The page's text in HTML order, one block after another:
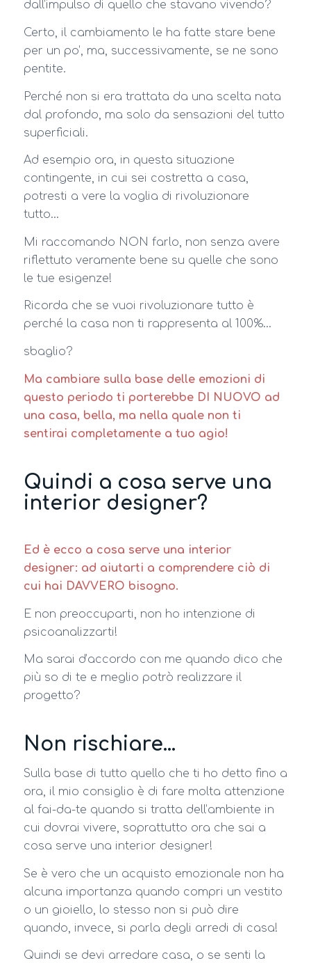
dall’impulso di quello che stavano vivendo?
Certo, il cambiamento le ha fatte stare bene
per un po’, ma, successivamente, se ne sono
pentite.
Perché non si era trattata da una scelta nata
dal profondo, ma solo da sensazioni del tutto
superficiali.
Ad esempio ora, in questa situazione
contingente, in cui sei costretta a casa,
potresti a vere la voglia di rivoluzionare
tutto…
Mi raccomando NON farlo, non senza avere
riflettuto veramente bene su quelle che sono
le tue esigenze!
Ricorda che se vuoi rivoluzionare tutto è
perché la casa non ti rappresenta al 100%…
sbaglio?
Ma cambiare sulla base delle emozioni di
questo periodo ti porterebbe DI NUOVO ad
una casa, bella, ma nella quale non ti
sentirai completamente a tuo agio!
Quindi a cosa serve una
interior designer?
Ed è ecco a cosa serve una interior
designer: ad aiutarti a comprendere ciò di
cui hai DAVVERO bisogno.
E non preoccuparti, non ho intenzione di
psicoanalizzarti!
Ma sarai d’accordo con me quando dico che
più so di te e meglio potrò realizzare il
progetto?
Non rischiare…
Sulla base di tutto quello che ti ho detto fino a
ora, il mio consiglio è di fare molta attenzione
al fai-da-te quando si tratta dell’ambiente in
cui dovrai vivere, soprattutto ora che sai a
cosa serve una interior designer!
Se è vero che un acquisto emozionale non ha
alcuna importanza quando compri un vestito
o un gioiello, lo stesso non si può dire
quando, invece, si parla degli arredi di casa!
Quindi se devi arredare casa, o se senti la